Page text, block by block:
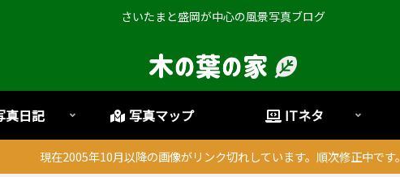
さいたまと盛岡が中心の風景写真ブログ
真日記 写真マップ ITネタ
現在2005年10月以降の画像がリンク切れしています。順次修正中です。